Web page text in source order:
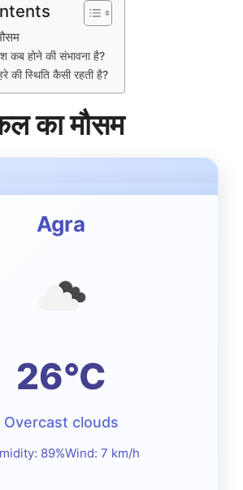
कब होने की संभावना है?
की स्थिति कैसी रहती है?
का मौसम
Agra
26°C
Overcast clouds
89%Wind: 7 km/h